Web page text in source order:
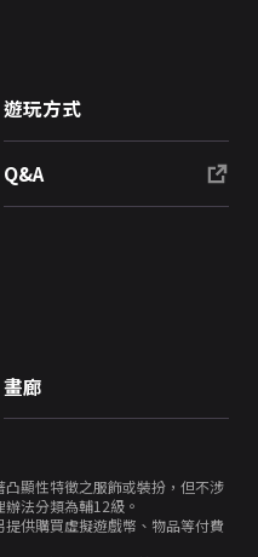
遊玩方式
Q&A
畫廊
顯性特徵之服飾或裝扮，但不涉
法分類為輔12級。
供購買虛擬遊戲幣、物品等付費